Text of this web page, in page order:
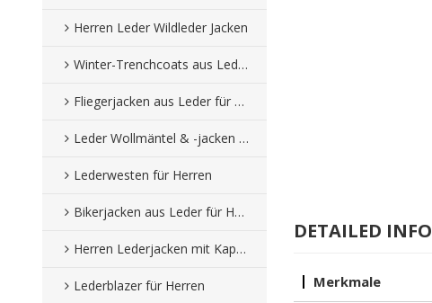
Herren Leder Wildleder Jacken
Winter-Trenchcoats aus Leder für Herren
Fliegerjacken aus Leder für Herren
Leder Wollmäntel & -jacken für Herren
Lederwesten für Herren
Bikerjacken aus Leder für Herren
Herren Lederjacken mit Kapuze
Lederblazer für Herren
DETAILED INFO
Merkmale